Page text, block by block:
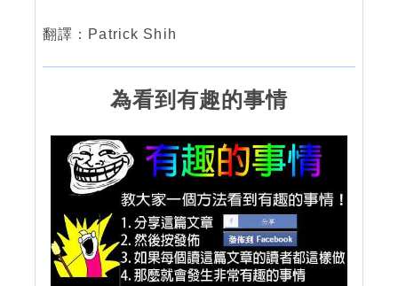
翻譯：Patrick Shih
為看到有趣的事情